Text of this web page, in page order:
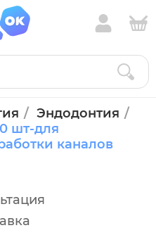
Эндодонтия
шт-для
каналов